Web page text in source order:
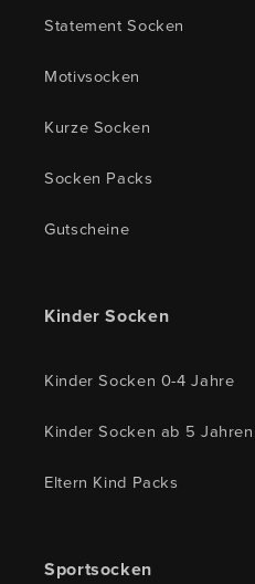
Statement Socken
Motivsocken
Kurze Socken
Socken Packs
Gutscheine
Kinder Socken
Kinder Socken 0-4 Jahre
Kinder Socken ab 5 Jahren
Eltern Kind Packs
Sportsocken